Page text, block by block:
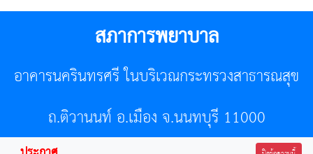
สภาการพยาบาล
อาคารนครินทรศรี ในบริเวณกระทรวงสาธารณสุข
ถ.ติวานนท์ อ.เมือง จ.นนทบุรี 11000